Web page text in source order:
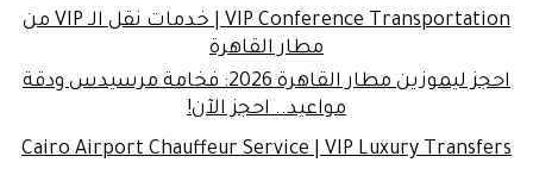
VIP Conference Transportation | خدمات نقل الـ VIP من
مطار القاهرة
احجز ليموزين مطار القاهرة 2026: فخامة مرسيدس ودقة
مواعيد.. احجز الآن!
Cairo Airport Chauffeur Service | VIP Luxury Transfers